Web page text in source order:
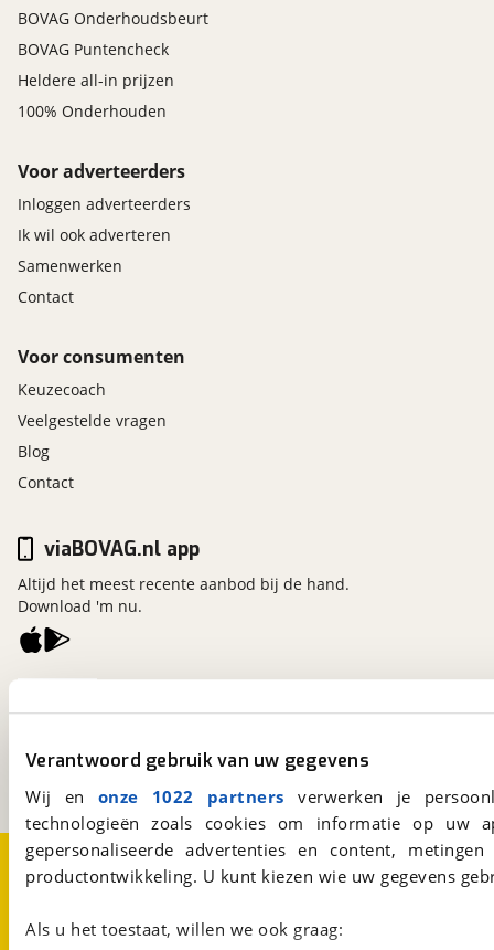
Verantwoord gebruik van uw gegevens
Wij en onze 1022 partners verwerken je
technologieën zoals cookies om informatie op
gepersonaliseerde advertenties en content,
productontwikkeling. U kunt kiezen wie uw gegevens
Als u het toestaat, willen we ook graag:
BOVAG Onderhoudsbeurt
BOVAG Puntencheck
Heldere all-in prijzen
100% Onderhouden
Voor adverteerders
Inloggen adverteerders
Ik wil ook adverteren
Samenwerken
Contact
Voor consumenten
Keuzecoach
Veelgestelde vragen
Blog
Contact
Een initiatief van
viaBOVAG.nl app
Altijd het meest recente aanbod bij de hand.
Download 'm nu.
Over viaBOVAG.nlDisclaimer- en Privacyverklaring
CookievoorkeurenVacatures